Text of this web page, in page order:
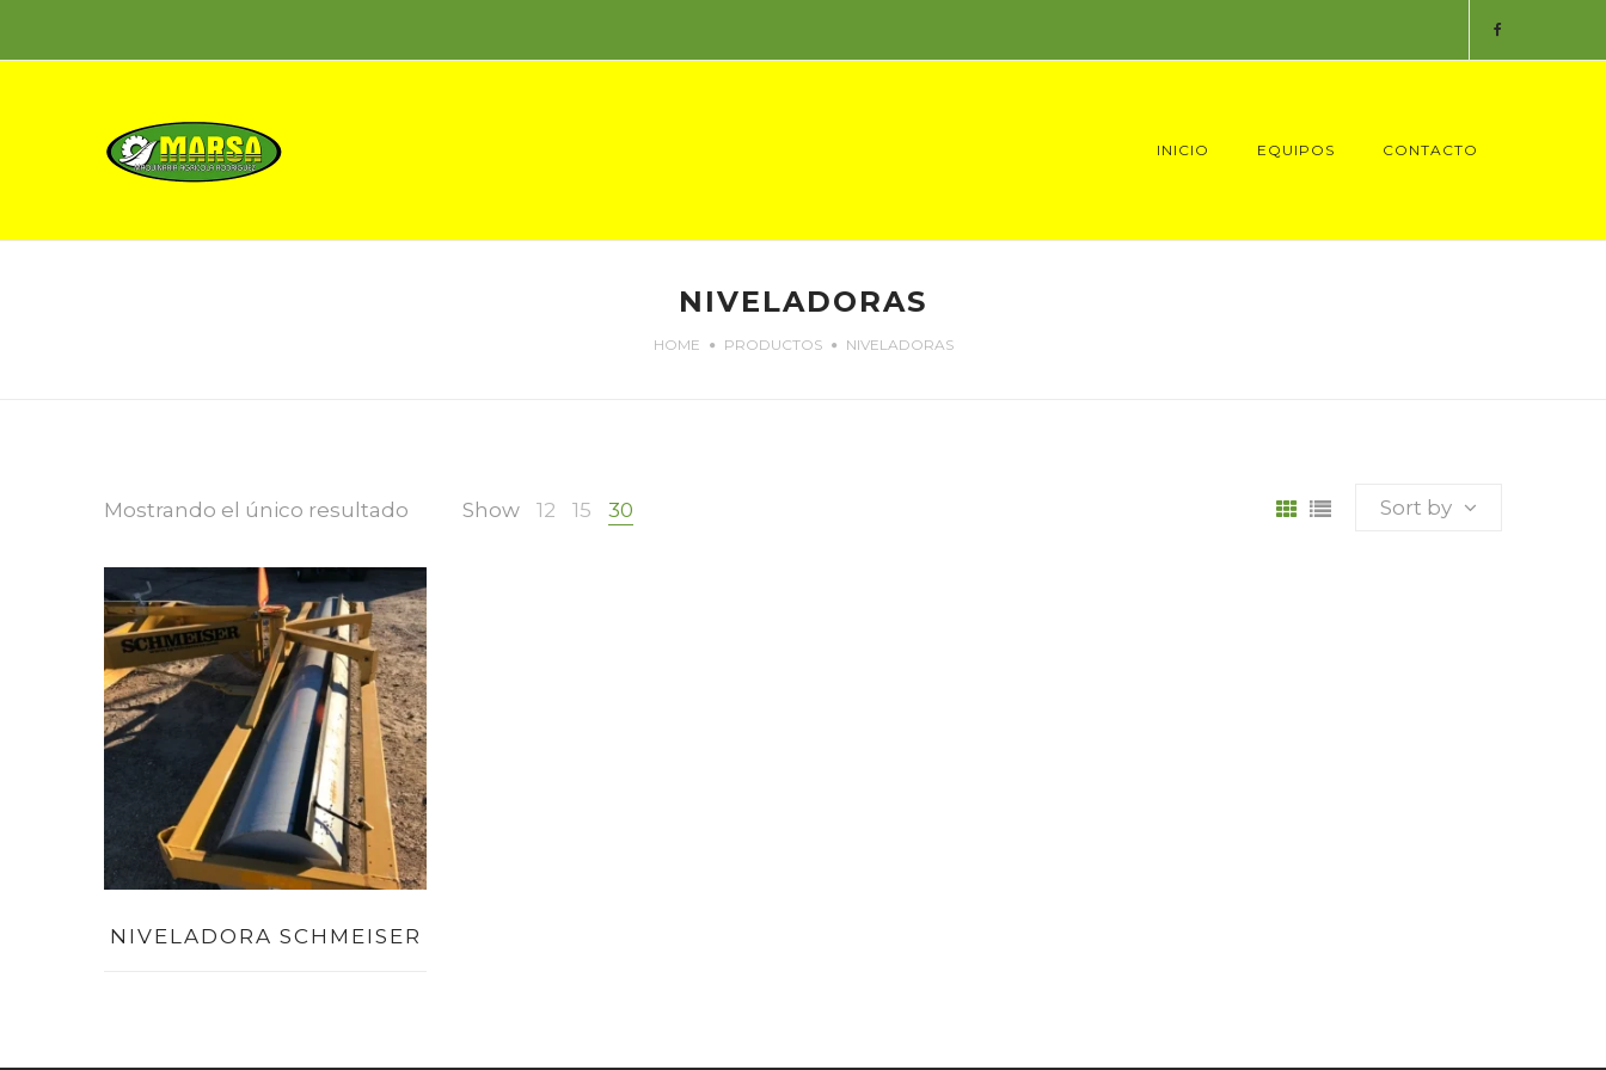
INICIO EQUIPOS CONTACTO
NIVELADORAS
HOME PRODUCTOS NIVELADORAS
Mostrando el único resultado Show 12 15 30 Sort by
NIVELADORA SCHMEISER